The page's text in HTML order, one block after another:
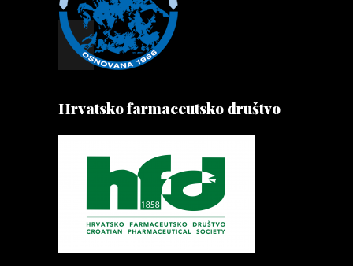
Hrvatsko farmaceutsko društvo